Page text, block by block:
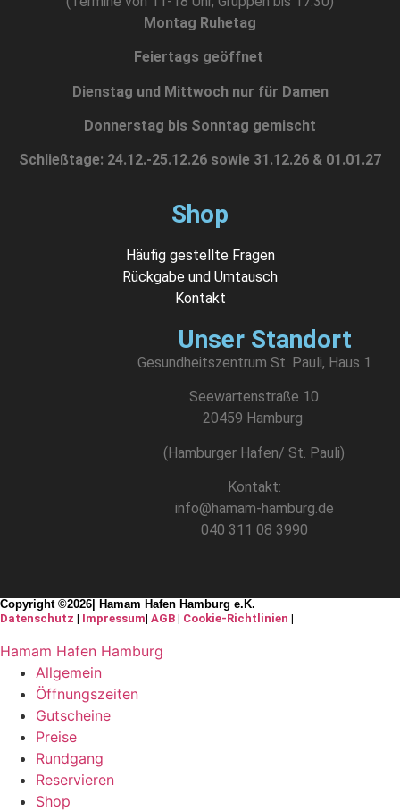
Montag Ruhetag
Feiertags geöffnet
Dienstag und Mittwoch nur für Damen
Donnerstag bis Sonntag gemischt
Schließtage: 24.12.-25.12.26 sowie 31.12.26 & 01.01.27
Shop
Häufig gestellte Fragen
Rückgabe und Umtausch
Kontakt
Unser Standort
Gesundheitszentrum St. Pauli, Haus 1
Seewartenstraße 10
20459 Hamburg
(Hamburger Hafen/ St. Pauli)
Kontakt:
info@hamam-hamburg.de
040 311 08 3990
Copyright ©2026| Hamam Hafen Hamburg e.K.
Datenschutz | Impressum| AGB | Cookie-Richtlinien |
Hamam Hafen Hamburg
Allgemein
Öffnungszeiten
Gutscheine
Preise
Rundgang
Reservieren
Shop